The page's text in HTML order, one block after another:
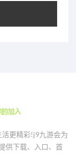
更精彩!j9九游会为
供下载、入口、首